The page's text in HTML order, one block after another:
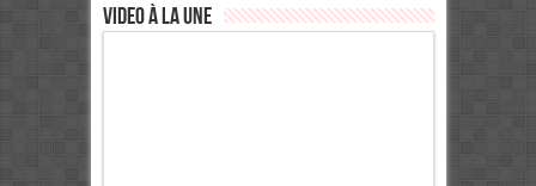
Video à la Une